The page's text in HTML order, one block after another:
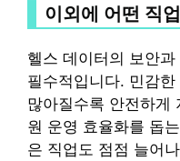
이외에 어떤 직
헬스 데이터의 보안
필수적입니다. 민감
많아질수록 안전하게
원 운영 효율화를 돕
은 직업도 점점 늘어